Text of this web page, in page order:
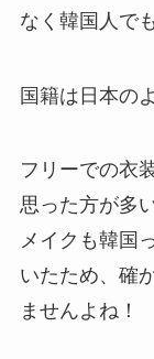
なく韓国人で
国籍は日本の
フリーでの衣
思った方が多
メイクも韓国
いたため、確
ませんよね！